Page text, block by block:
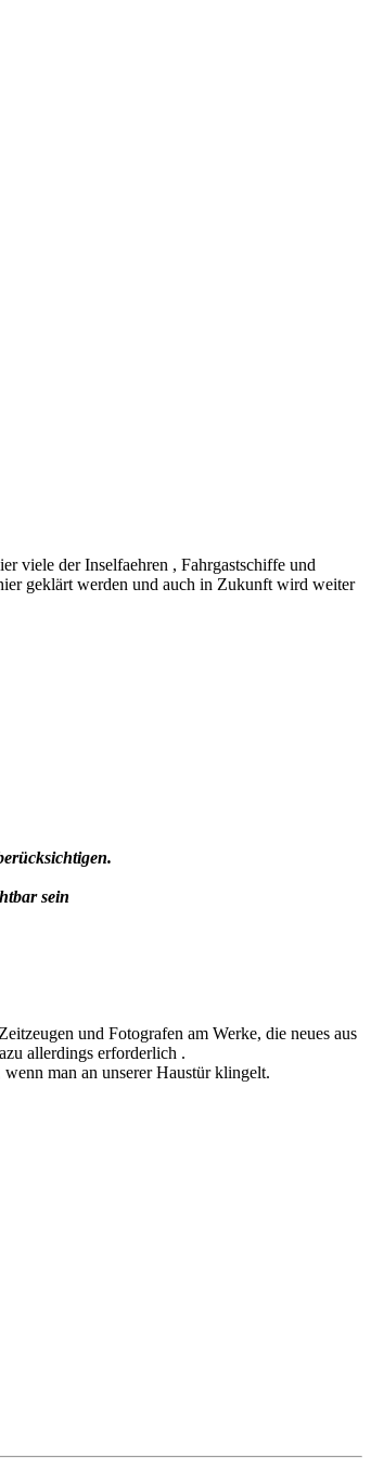
viele der Inselfaehren , Fahrgastschiffe und
geklärt werden und auch in Zukunft wird weiter
sein
und Fotografen am Werke, die neues aus
allerdings erforderlich .
man an unserer Haustür klingelt.